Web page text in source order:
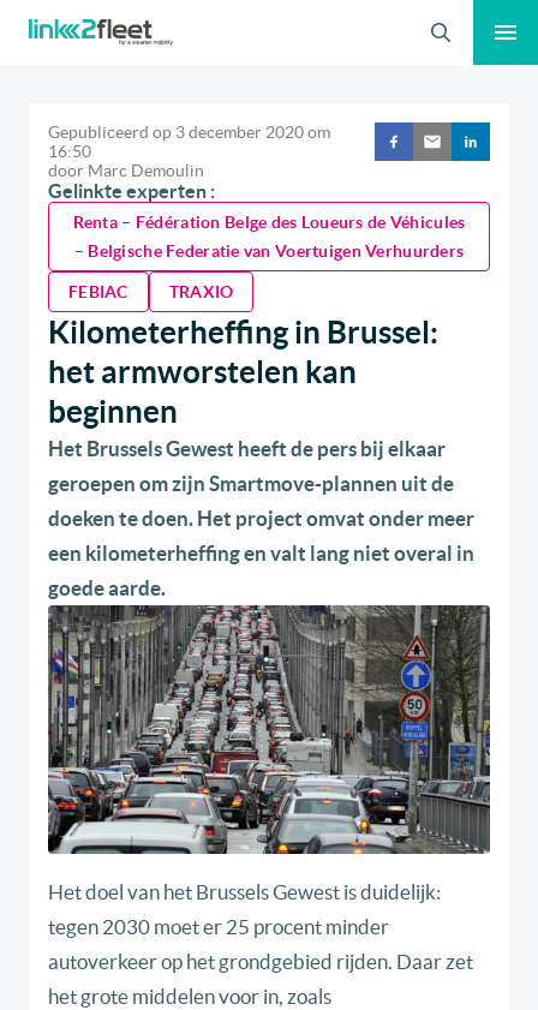
Zoeken
Gepubliceerd op 3 december 2020om
16:50
door Marc Demoulin
Gelinkte experten :
Renta – Fédération Belge des Loueurs de Véhicules
– Belgische Federatie van Voertuigen Verhuurders
FEBIAC TRAXIO
Kilometerheffing in Brussel:
het armworstelen kan
beginnen
Het Brussels Gewest heeft de pers bij elkaar
geroepen om zijn Smartmove-plannen uit de
doeken te doen. Het project omvat onder meer
een kilometerheffing en valt lang niet overal in
goede aarde.
Het doel van het Brussels Gewest is duidelijk:
tegen 2030 moet er 25 procent minder
autoverkeer op het grondgebied rijden. Daar zet
het grote middelen voor in, zoals